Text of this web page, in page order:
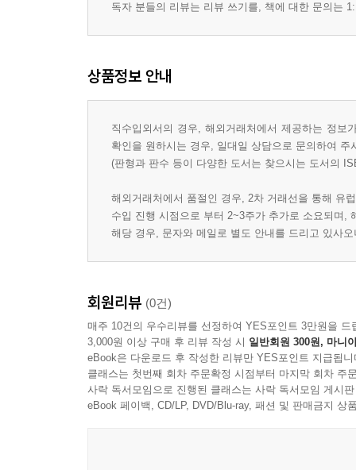
독자 분들의 리뷰는 리뷰 쓰기를, 책에 대한 문의는
상품정보 안내
직수입외서의 경우, 해외거래처에서 제공하는 정
확인을 원하시는 경우, 일대일 상담으로 문의하여 주
(판형과 판수 등이 다양한 도서는 찾으시는 도서의
해외거래처에서 품절인 경우, 2차 거래선을 통해 유
수입 진행 시점으로 부터 2~3주가 추가로 소요되며,
해당 경우, 문자와 메일로 별도 안내를 드리고 있사
회원리뷰 (0건)
매주 10건의 우수리뷰를 선정하여 YES포인트 3만원을 드
3,000원 이상 구매 후 리뷰 작성 시 일반회원 300원, 마니
eBook은 다운로드 후 작성한 리뷰만 YES포인트 지급됩니
클래스는 첫번째 회차 주문확정 시점부터 마지막 회차 주
사락 독서모임으로 진행된 클래스는 사락 독서모임 게시
eBook 페이백, CD/LP, DVD/Blu-ray, 패션 및 판매금지 상